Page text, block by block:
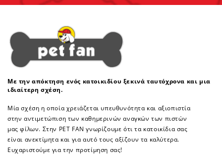
Με την απόκτηση ενός κατοικιδίου ξεκινά ταυτόχρονα και μια
ιδιαίτερη σχέση.
Μία σχέση η οποία χρειάζεται υπευθυνότητα και αξιοπιστία
στην αντιμετώπιση των καθημερινών αναγκών των πιστών
μας φίλων. Στην PET FAN γνωρίζουμε ότι τα κατοικίδια σας
είναι ανεκτίμητα και για αυτό τους αξίζουν τα καλύτερα.
Ευχαριστούμε για την προτίμηση σας!